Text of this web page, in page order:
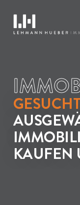
KAUFEN